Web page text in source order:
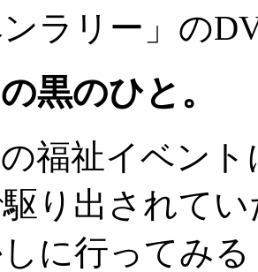
ラリー」の
黒のひと。
福祉イベン
り出されて
に行ってみ